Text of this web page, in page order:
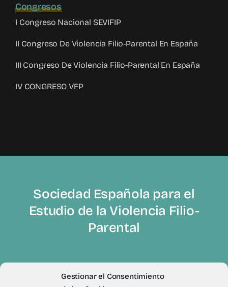
Gestionar el Consentimiento
Congresos
I Congreso Nacional SEVIFIP
II Congreso De Violencia Filio-Parental En España
III Congreso De Violencia Filio-Parental En España
IV CONGRESO VFP
Sociedad Española para el
Estudio de la Violencia Filio-
Parental